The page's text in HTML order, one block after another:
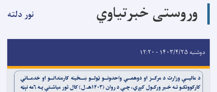
وروستی خبرتیاوي نور دلته
دوشنبه ۱۴۰۳/۴/۲۵ - ۱۲:۲۰